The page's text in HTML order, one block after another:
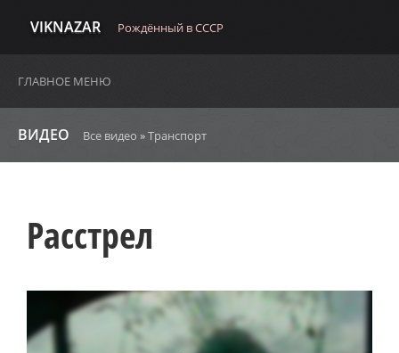
VIKNAZAR Рождённый в СССР
ГЛАВНОЕ МЕНЮ
ВИДЕО Все видео »Транспорт
Расстрел